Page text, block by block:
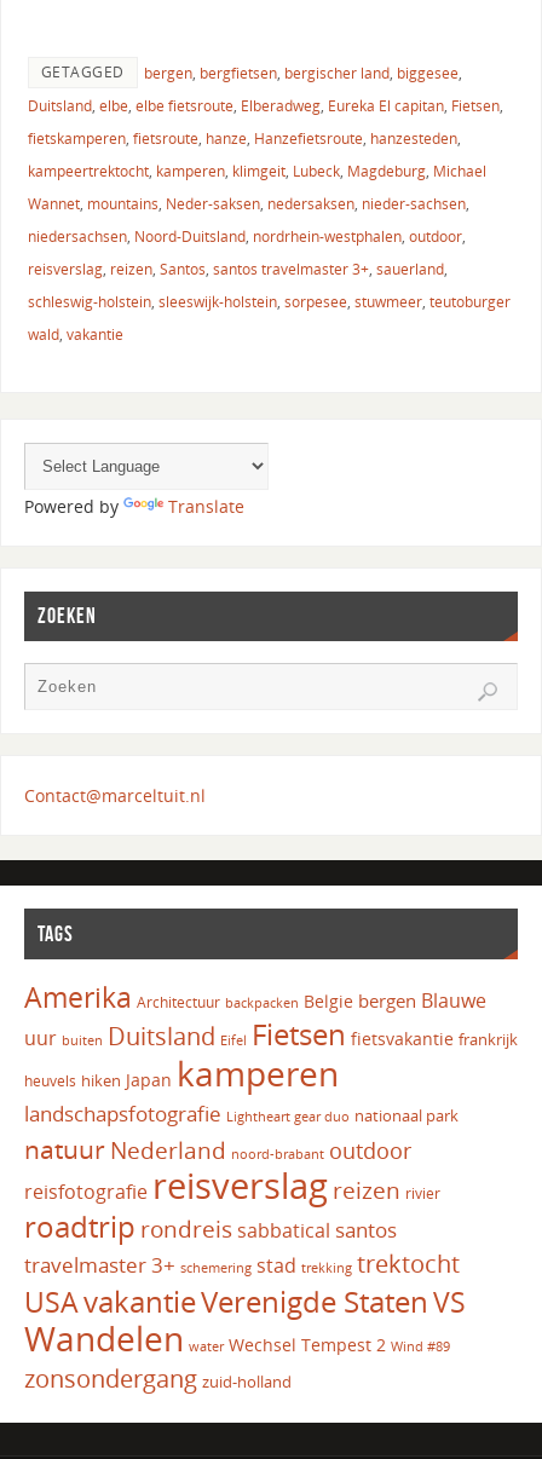
GETAGGED bergen, bergfietsen, bergischer land, biggesee,
Duitsland, elbe, elbe fietsroute, Elberadweg, Eureka El capitan, Fietsen,
fietskamperen, fietsroute, hanze, Hanzefietsroute, hanzesteden,
kampeertrektocht, kamperen, klimgeit, Lubeck, Magdeburg, Michael
Wannet, mountains, Neder-saksen, nedersaksen, nieder-sachsen,
niedersachsen, Noord-Duitsland, nordrhein-westphalen, outdoor,
reisverslag, reizen, Santos, santos travelmaster 3+, sauerland,
schleswig-holstein, sleeswijk-holstein, sorpesee, stuwmeer, teutoburger
wald, vakantie
Powered by Translate
ZOEKEN
Contact@marceltuit.nl
TAGS
Amerika Architectuur backpacken Belgie bergen Blauwe
uur buiten Duitsland Eifel Fietsen fietsvakantie frankrijk
heuvels hiken Japan kamperen
landschapsfotografie Lightheart gear duo nationaal park
natuur Nederland noord-brabant outdoor
reisfotografie reisverslag reizen rivier
roadtrip rondreis sabbatical santos
travelmaster 3+ schemering stad trekking trektocht
USAvakantieVerenigde StatenVS
Wandelen water Wechsel Tempest 2 Wind #89
zonsondergang zuid-holland